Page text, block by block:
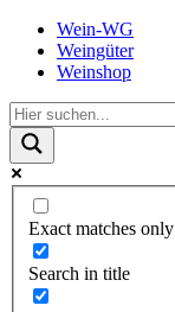
Wein-WG
Weingüter
Weinshop
Exact matches only
Search in title